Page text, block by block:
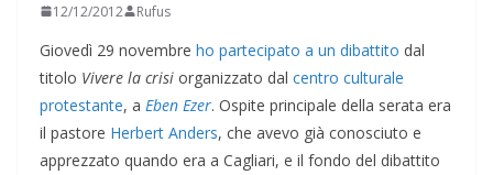
12/12/2012 Rufus
Giovedì 29 novembre ho partecipato a un dibattito dal
titolo Vivere la crisi organizzato dal centro culturale
protestante, a Eben Ezer. Ospite principale della serata era
il pastore Herbert Anders, che avevo già conosciuto e
apprezzato quando era a Cagliari, e il fondo del dibattito